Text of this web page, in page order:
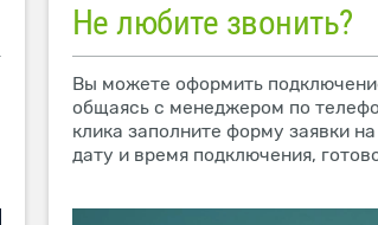
Не любите звонить?
Вы можете оформить
общаясь с менеджером по
клика заполните форму заявки
дату и время подключения,